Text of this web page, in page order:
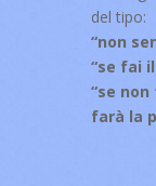
del tipo:
“non
“se fai
“se
farà la